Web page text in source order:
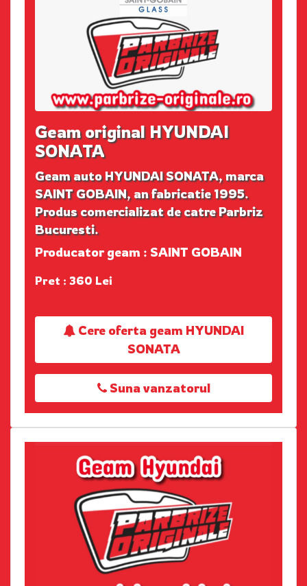
Geam original HYUNDAI
SONATA
Geam auto HYUNDAI SONATA, marca
SAINT GOBAIN, an fabricatie 1995.
Produs comercializat de catre Parbriz
Bucuresti.
Producator geam : SAINT GOBAIN
Pret : 360 Lei
Cere oferta geam HYUNDAI
SONATA
Suna vanzatorul